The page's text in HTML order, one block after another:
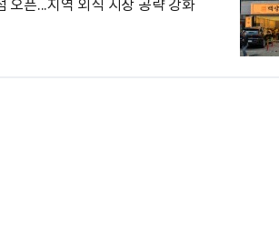
오픈...지역 외식 시장 공략 강화